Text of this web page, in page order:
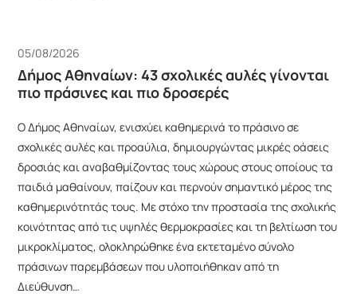
05/08/2026
Δήμος Αθηναίων: 43 σχολικές αυλές γίνονται
πιο πράσινες και πιο δροσερές
Ο Δήμος Αθηναίων, ενισχύει καθημερινά το πράσινο σε
σχολικές αυλές και προαύλια, δημιουργώντας μικρές οάσεις
δροσιάς και αναβαθμίζοντας τους χώρους στους οποίους τα
παιδιά μαθαίνουν, παίζουν και περνούν σημαντικό μέρος της
καθημερινότητάς τους. Με στόχο την προστασία της σχολικής
κοινότητας από τις υψηλές θερμοκρασίες και τη βελτίωση του
μικροκλίματος, ολοκληρώθηκε ένα εκτεταμένο σύνολο
πράσινων παρεμβάσεων που υλοποιήθηκαν από τη
Διεύθυνση…